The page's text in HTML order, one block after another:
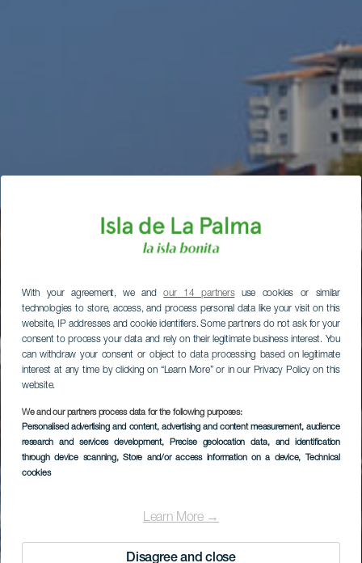
With your agreement, we andour 14 partnersuse cookies or similar
technologies to store, access, and process personal data like your visit on this
website, IP addresses and cookie identifiers. Some partners do not ask for your
consent to process your data and rely on their legitimate business interest. You
can withdraw your consent or object to data processing based on legitimate
interest at any time by clicking on “Learn More” or in our Privacy Policy on this
website.
We and our partners process data for the following purposes:
Personalised advertising and content, advertising and content measurement, audience
research and services development, Precise geolocation data, and identification
through device scanning, Store and/or access information on a device, Technical
cookies
Learn More →
Disagree and close